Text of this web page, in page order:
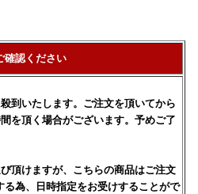
確認ください
到いたします。ご注文を頂いてから
を頂く場合がございます。予めご了
頂けますが、こちらの商品はご注文
為、日時指定をお受けすることがで